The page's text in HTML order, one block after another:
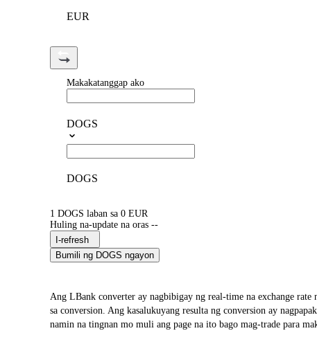
EUR
Makakatanggap ako
DOGS
DOGS
1 DOGS laban sa 0 EUR
Huling na-update na oras --
I-refresh
Bumili ng DOGS ngayon
Ang LBank converter ay nagbibigay ng real-time na exchange
sa conversion. Ang kasalukuyang resulta ng conversion ay
namin na tingnan mo muli ang page na ito bago mag-trade para